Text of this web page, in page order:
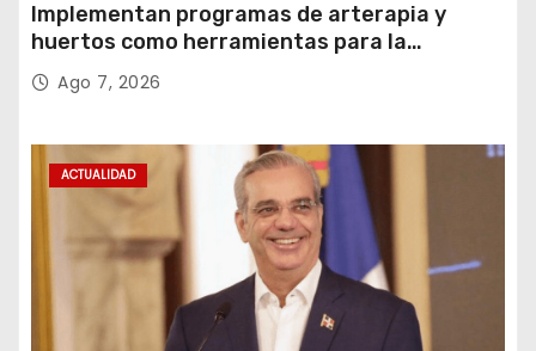
Implementan programas de arterapia y
huertos como herramientas para la
recuperación y la inclusión social
Ago 7, 2026
ACTUALIDAD